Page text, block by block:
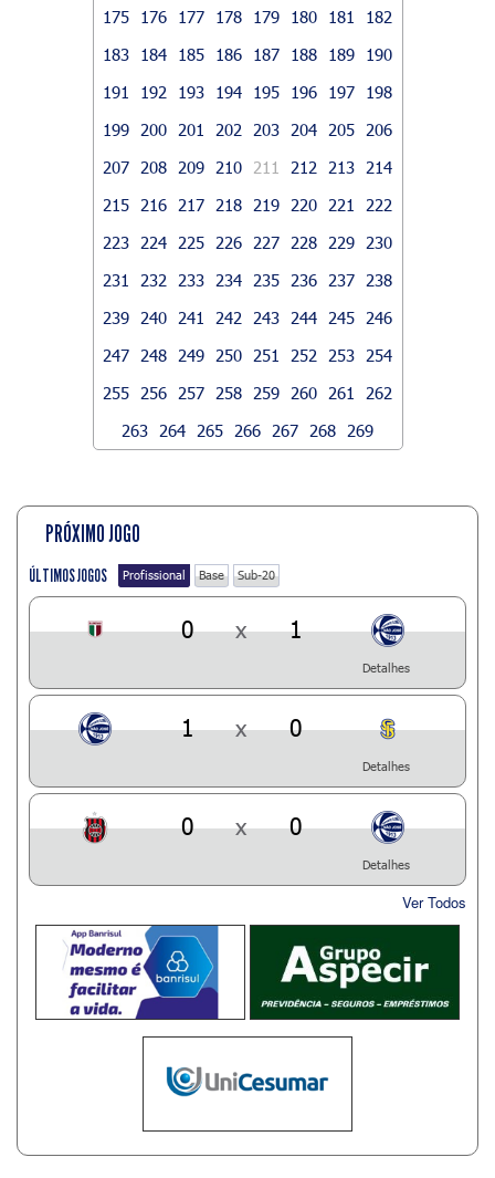
175
176 177 178 179 180 181
182
183
184 185 186 187 188 189
190
191
192 193 194 195 196 197
198
199
200 201 202 203 204 205
206
207
208 209 210 211 212 213
214
215
216 217 218 219 220 221
222
223
224 225 226 227 228 229
230
231
232 233 234 235 236 237
238
239
240 241 242 243 244 245
246
247
248 249 250 251 252 253
254
255
256 257 258 259 260 261
262
263
264 265 266 267 268 269
PRÓXIMO JOGO
ÚLTIMOS JOGOS Profissional Base Sub-20
0 x 1
Detalhes
1 x 0
Detalhes
0 x 0
Detalhes
Ver Todos